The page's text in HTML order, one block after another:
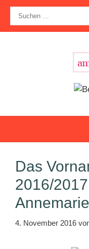
Zum
Inhalt
springen
nach:
Das
2016/
Annemarie
4. November 2016